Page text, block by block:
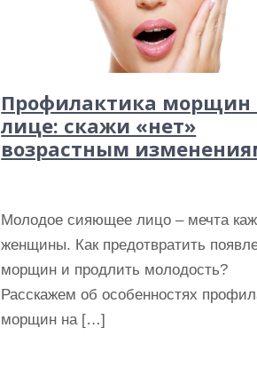
Профилактика морщин
лице: скажи «нет»
возрастным
Молодое сияющее лицо – мечта
женщины. Как предотвратить
морщин и продлить молодость?
Расскажем об особенностях
морщин на […]